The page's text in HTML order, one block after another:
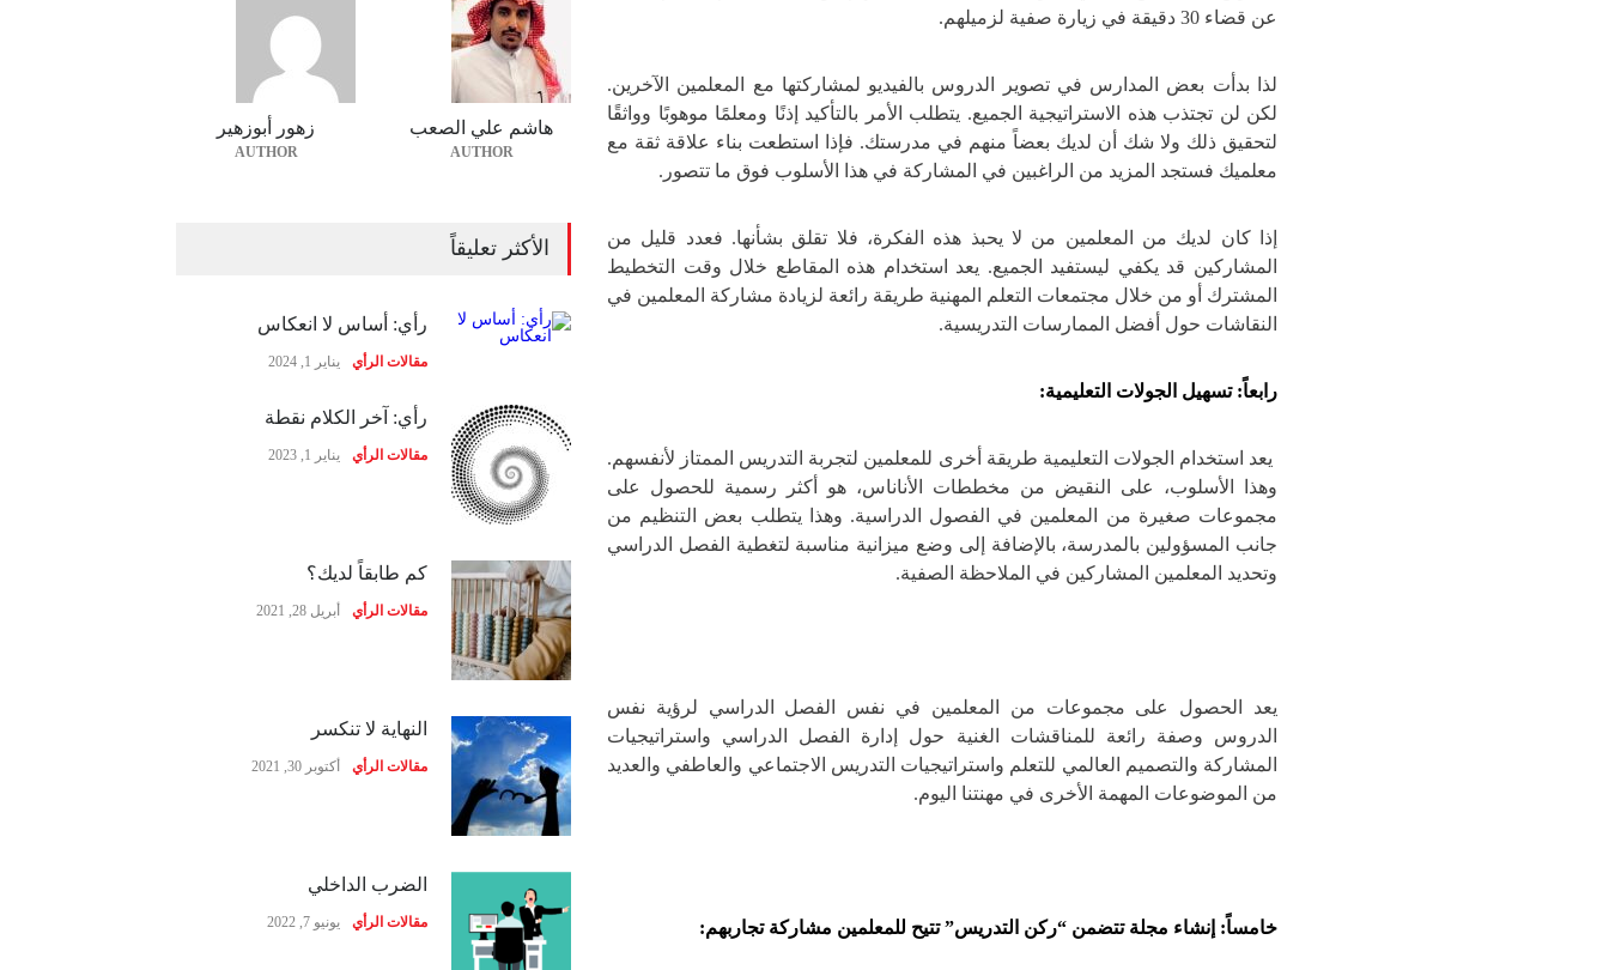
عن قضاء 30 دقيقة في زيارة صفية لزميلهم.
لذا بدأت بعض المدارس في تصوير الدروس بالفيديو لمشاركتها مع المعلمين الآخرين.
لكن لن تجتذب هذه الاستراتيجية الجميع. يتطلب الأمر بالتأكيد إذنًا ومعلمًا موهوبًا وواثقًا
لتحقيق ذلك ولا شك أن لديك بعضاً منهم في مدرستك. فإذا استطعت بناء علاقة ثقة مع
معلميك فستجد المزيد من الراغبين في المشاركة في هذا الأسلوب فوق ما تتصور.
إذا كان لديك من المعلمين من لا يحبذ هذه الفكرة، فلا تقلق بشأنها. فعدد قليل من
المشاركين قد يكفي ليستفيد الجميع. يعد استخدام هذه المقاطع خلال وقت التخطيط
المشترك أو من خلال مجتمعات التعلم المهنية طريقة رائعة لزيادة مشاركة المعلمين في
النقاشات حول أفضل الممارسات التدريسية.
رابعاً: تسهيل الجولات التعليمية:
يعد استخدام الجولات التعليمية طريقة أخرى للمعلمين لتجربة التدريس الممتاز لأنفسهم.
وهذا الأسلوب، على النقيض من مخططات الأناناس، هو أكثر رسمية للحصول على
مجموعات صغيرة من المعلمين في الفصول الدراسية. وهذا يتطلب بعض التنظيم من
جانب المسؤولين بالمدرسة، بالإضافة إلى وضع ميزانية مناسبة لتغطية الفصل الدراسي
وتحديد المعلمين المشاركين في الملاحظة الصفية.
يعد الحصول على مجموعات من المعلمين في نفس الفصل الدراسي لرؤية نفس
الدروس وصفة رائعة للمناقشات الغنية حول إدارة الفصل الدراسي واستراتيجيات
المشاركة والتصميم العالمي للتعلم واستراتيجيات التدريس الاجتماعي والعاطفي والعديد
من الموضوعات المهمة الأخرى في مهنتنا اليوم.
خامساً: إنشاء مجلة تتضمن “ركن التدريس” تتيح للمعلمين مشاركة تجاربهم:
هاشم علي الصعب
AUTHOR
زهور أبوزهير
AUTHOR
الأكثر تعليقاً
رأي: أساس لا انعكاس
مقالات الرأي يناير 1, 2024
رأي: آخر الكلام نقطة
مقالات الرأي يناير 1, 2023
كم طابقاً لديك؟
مقالات الرأي أبريل 28, 2021
النهاية لا تنكسر
مقالات الرأي أكتوبر 30, 2021
الضرب الداخلي
مقالات الرأي يونيو 7, 2022